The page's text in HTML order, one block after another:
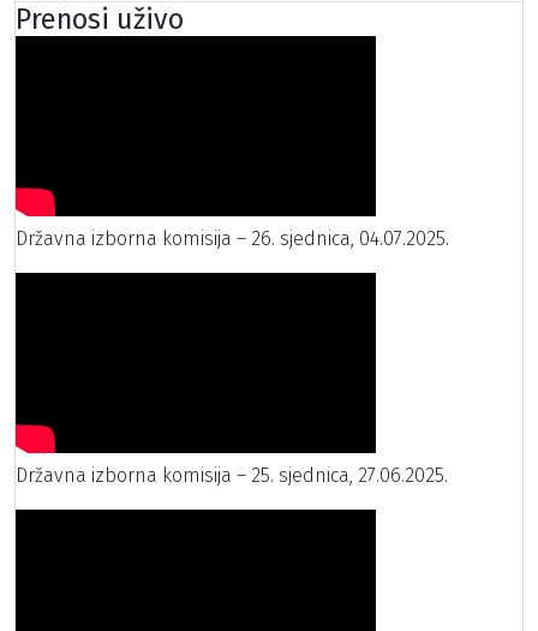
Prenosi uživo
Državna izborna komisija – 26. sjednica, 04.07.2025.
Državna izborna komisija – 25. sjednica, 27.06.2025.